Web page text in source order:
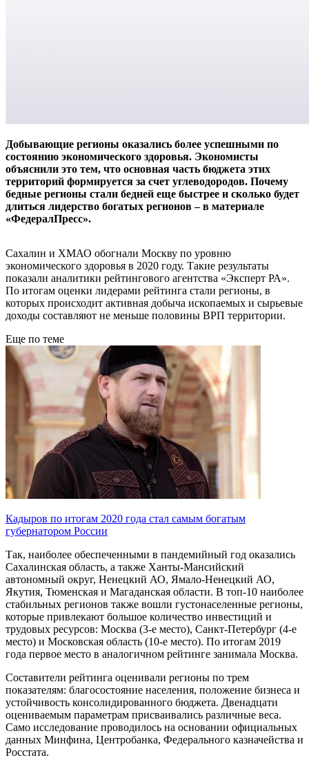
Добывающие регионы оказались более успешными по
состоянию экономического здоровья. Экономисты
объяснили это тем, что основная часть бюджета этих
территорий формируется за счет углеводородов. Почему
бедные регионы стали бедней еще быстрее и сколько будет
длиться лидерство богатых регионов – в материале
«ФедералПресс».
Сахалин и ХМАО обогнали Москву по уровню
экономического здоровья в 2020 году. Такие результаты
показали аналитики рейтингового агентства «Эксперт РА».
По итогам оценки лидерами рейтинга стали регионы, в
которых происходит активная добыча ископаемых и сырьевые
доходы составляют не меньше половины ВРП территории.
Еще по теме
Кадыров по итогам 2020 года стал самым богатым
губернатором России
Так, наиболее обеспеченными в пандемийный год оказались
Сахалинская область, а также Ханты-Мансийский
автономный округ, Ненецкий АО, Ямало-Ненецкий АО,
Якутия, Тюменская и Магаданская области. В топ-10 наиболее
стабильных регионов также вошли густонаселенные регионы,
которые привлекают большое количество инвестиций и
трудовых ресурсов: Москва (3-е место), Санкт-Петербург (4-е
место) и Московская область (10-е место). По итогам 2019
года первое место в аналогичном рейтинге занимала Москва.
Составители рейтинга оценивали регионы по трем
показателям: благосостояние населения, положение бизнеса и
устойчивость консолидированного бюджета. Двенадцати
оцениваемым параметрам присваивались различные веса.
Само исследование проводилось на основании официальных
данных Минфина, Центробанка, Федерального казначейства и
Росстата.